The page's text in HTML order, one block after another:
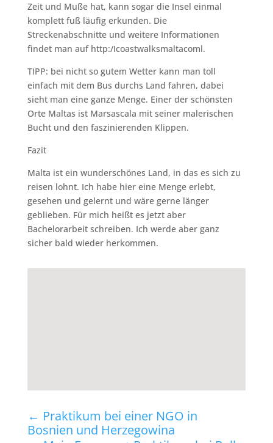
Zeit und Muße hat, kann sogar die Insel einmal
komplett fuß läufig erkunden. Die
Streckenabschnitte und weitere Informationen
findet man auf http:/Icoastwalksmaltacoml.
TIPP: bei nicht so gutem Wetter kann man toll
einfach mit dem Bus durchs Land fahren, dabei
sieht man eine ganze Menge. Einer der schönsten
Orte Maltas ist Marsascala mit seiner malerischen
Bucht und den faszinierenden Klippen.
Fazit
Malta ist ein wunderschönes Land, in das es sich zu
reisen lohnt. Ich habe hier eine Menge erlebt,
gesehen und gelernt und wäre gerne länger
geblieben. Für mich heißt es jetzt aber
Bachelorarbeit schreiben. Ich werde aber ganz
sicher bald wieder herkommen.
← Praktikum bei einer NGO in
Bosnien und Herzegowina